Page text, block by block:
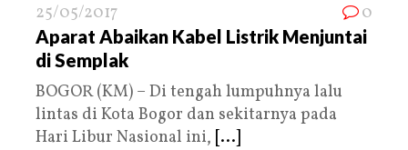
25/05/2017 0
Aparat Abaikan Kabel Listrik Menjuntai
di Semplak
BOGOR (KM) – Di tengah lumpuhnya lalu
lintas di Kota Bogor dan sekitarnya pada
Hari Libur Nasional ini, [...]